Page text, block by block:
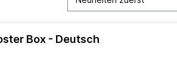
Box - Deutsch